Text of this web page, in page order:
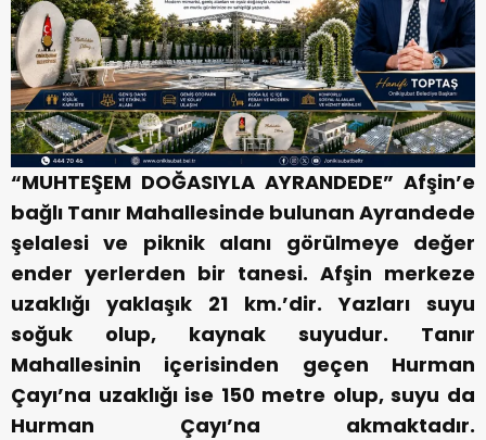
“MUHTEŞEM DOĞASIYLA AYRANDEDE” Afşin’e
bağlı Tanır Mahallesinde bulunan Ayrandede
şelalesi ve piknik alanı görülmeye değer
ender yerlerden bir tanesi. Afşin merkeze
uzaklığı yaklaşık 21 km.’dir.Yazları suyu
soğuk olup, kaynak suyudur. Tanır
Mahallesinin içerisinden geçen Hurman
Çayı’na uzaklığı ise 150 metre olup, suyu da
Hurman Çayı’na akmaktadır.